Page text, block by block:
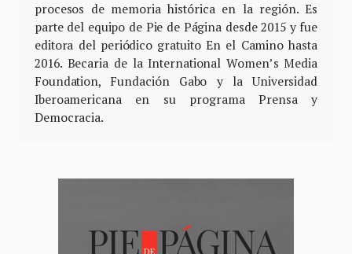
procesos de memoria histórica en la región. Es
parte del equipo de Pie de Página desde 2015 y fue
editora del periódico gratuito En el Camino hasta
2016. Becaria de la International Women’s Media
Foundation, Fundación Gabo y la Universidad
Iberoamericana en su programa Prensa y
Democracia.